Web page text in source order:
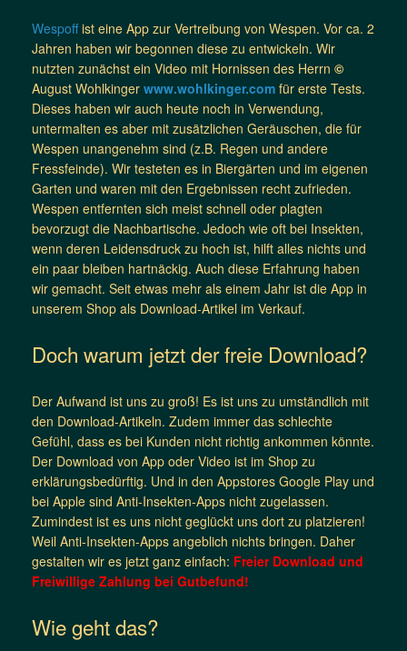
Wespoffist eine App zur Vertreibung von Wespen. Vor ca. 2
Jahren haben wir begonnen diese zu entwickeln. Wir
nutzten zunächst ein Video mit Hornissen des Herrn ©
August Wohlkinger www.wohlkinger.com für erste Tests.
Dieses haben wir auch heute noch in Verwendung,
untermalten es aber mit zusätzlichen Geräuschen, die für
Wespen unangenehm sind (z.B. Regen und andere
Fressfeinde). Wir testeten es in Biergärten und im eigenen
Garten und waren mit den Ergebnissen recht zufrieden.
Wespen entfernten sich meist schnell oder plagten
bevorzugt die Nachbartische. Jedoch wie oft bei Insekten,
wenn deren Leidensdruck zu hoch ist, hilft alles nichts und
ein paar bleiben hartnäckig. Auch diese Erfahrung haben
wir gemacht. Seit etwas mehr als einem Jahr ist die App in
unserem Shop als Download-Artikel im Verkauf.
Doch warum jetzt der freie Download?
Der Aufwand ist uns zu groß! Es ist uns zu umständlich mit
den Download-Artikeln. Zudem immer das schlechte
Gefühl, dass es bei Kunden nicht richtig ankommen könnte.
Der Download von App oder Video ist im Shop zu
erklärungsbedürftig. Und in den Appstores Google Play und
bei Apple sind Anti-Insekten-Apps nicht zugelassen.
Zumindest ist es uns nicht geglückt uns dort zu platzieren!
Weil Anti-Insekten-Apps angeblich nichts bringen. Daher
gestalten wir es jetzt ganz einfach: Freier Download und
Freiwillige Zahlung bei Gutbefund!
Wie geht das?